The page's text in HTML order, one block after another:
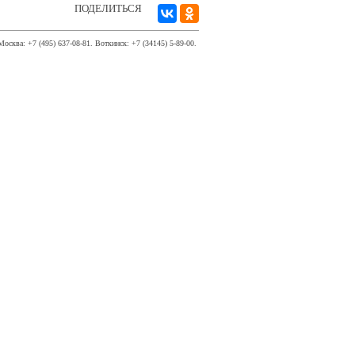
ПОДЕЛИТЬСЯ
+7 (495) 637-08-81. Воткинск: +7 (34145) 5-89-00.